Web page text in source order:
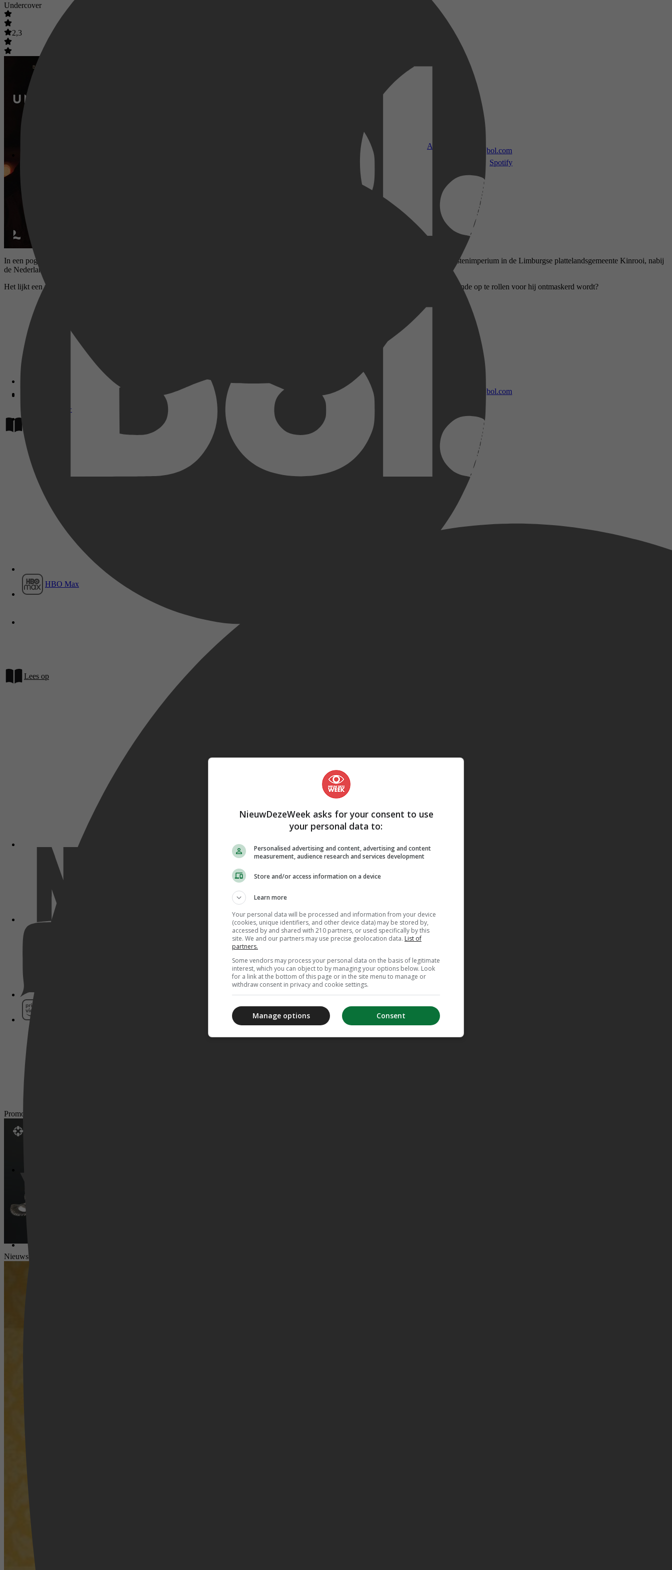
Apple TV
Disney+
HBO Max
bol.com
bol.com
Spotify
Undercover
2,3
In een poging om de witwaspraktijken van een criminele bende aan het licht te brengen, infiltreert undercoveragent Bob Lemmens in een gokkastenimperium in de Limburgse plattelandsgemeente Kinrooi, nabij
de Nederlandse grens.
Het lijkt een routineklus, totdat er een dode valt en Bob steeds dieper verstrikt raakt in de duistere zaakjes van de familie. Zal hij erin slagen de bende op te rollen voor hij ontmaskerd wordt?
Lees op
Promotie
Nieuws
NieuwDezeWeek asks for your consent to use
your personal data to:
Personalised advertising and content, advertising and content
measurement, audience research and services development
Store and/or access information on a device
Learn more
Your personal data will be processed and information from your device
(cookies, unique identifiers, and other device data) may be stored by,
accessed by and shared with 210 partners, or used specifically by this
site. We and our partners may use precise geolocation data. List of
partners.
Some vendors may process your personal data on the basis of legitimate
interest, which you can object to by managing your options below. Look
for a link at the bottom of this page or in the site menu to manage or
withdraw consent in privacy and cookie settings.
Consent
Manage options